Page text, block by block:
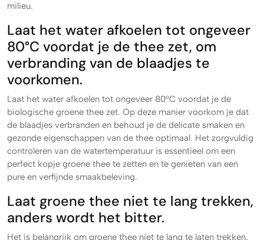
milieu.
Laat het water afkoelen tot ongeveer
80°C voordat je de thee zet, om
verbranding van de blaadjes te
voorkomen.
Laat het water afkoelen tot ongeveer 80°C voordat je de
biologische groene thee zet. Op deze manier voorkom je dat
de blaadjes verbranden en behoud je de delicate smaken en
gezonde eigenschappen van de thee optimaal. Het zorgvuldig
controleren van de watertemperatuur is essentieel om een
perfect kopje groene thee te zetten en te genieten van een
pure en verfijnde smaakbeleving.
Laat groene thee niet te lang trekken,
anders wordt het bitter.
Het is belangrijk om groene thee niet te lang te laten trekken,